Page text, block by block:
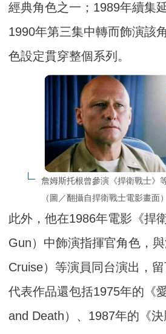
經典角色之一；1989年續集
1990年第三集中轉而飾演該
色設定貫穿整個系列。
詹姆斯托根曾參演《捍衛戰士》
（圖／翻攝自捍衛戰士電影畫面）
此外，他在1986年電影《捍
Gun）中飾演指揮官角色，
Cruise）等演員同台演出，
代表作品還包括1975年的《
and Death）、1987年的《決